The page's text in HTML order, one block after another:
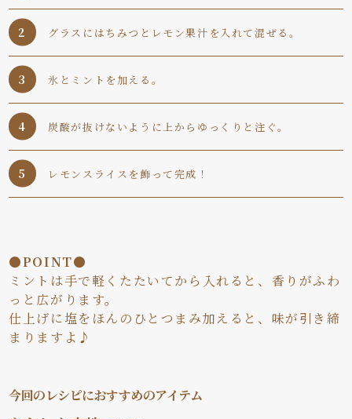
グラスにはちみつとレモン果汁を入れて混ぜる。
氷とミントを加える。
炭酸が抜けないように上からゆっくりと注ぐ。
レモンスライスを飾って完成！
●POINT●
ミントは手で軽くたたいてから入れると、香りがふわ
っと広がります。
仕上げに塩をほんのひとつまみ加えると、味が引き締
まりますよ♪
今回のレシピにおすすめのアイテム